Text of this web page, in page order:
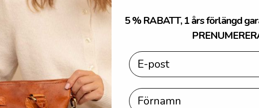
löfte: Fakta i stället for tomma ord
& garvning Rättvis produktion
5 % RABATT, 1 års förlängd
Email
First Name